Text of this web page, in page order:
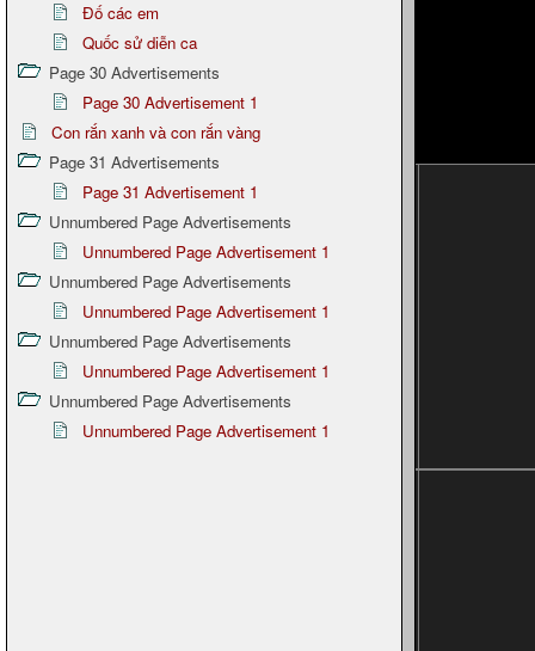
Đố các em
Quốc sử diễn ca
Page 30 Advertisements
Page 30 Advertisement 1
Con rắn xanh và con rắn vàng
Page 31 Advertisements
Page 31 Advertisement 1
Unnumbered Page Advertisements
Unnumbered Page Advertisement 1
Unnumbered Page Advertisements
Unnumbered Page Advertisement 1
Unnumbered Page Advertisements
Unnumbered Page Advertisement 1
Unnumbered Page Advertisements
Unnumbered Page Advertisement 1